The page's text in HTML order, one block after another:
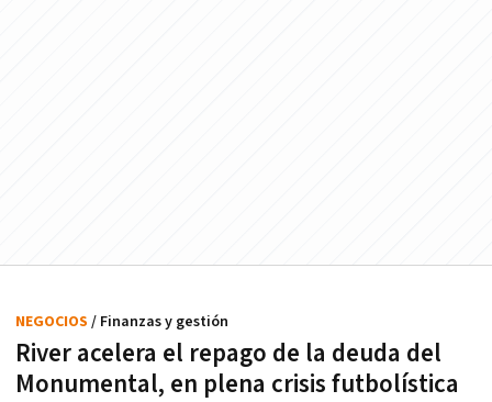
River acelera el repago de la deuda del
Monumental, en plena crisis futbolística
NEGOCIOS / Finanzas y gestión